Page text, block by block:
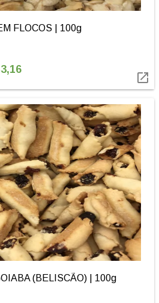
FLOCOS | 100g

(BELISCÃO) | 100g